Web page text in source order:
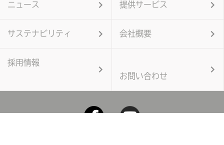
ニュース 提供サービス
サステナビリティ 会社概要
採用情報
お問い合わせ